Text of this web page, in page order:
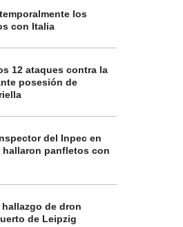
los
con Italia
12 ataques contra la
posesión de
del Inpec en
panfletos con
de dron
de Leipzig